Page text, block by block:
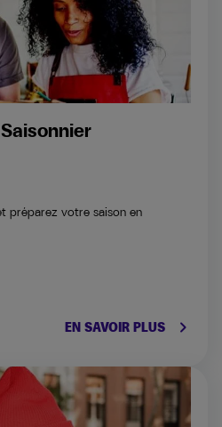
préparez votre saison en
EN SAVOIR PLUS keyboard_arrow_right